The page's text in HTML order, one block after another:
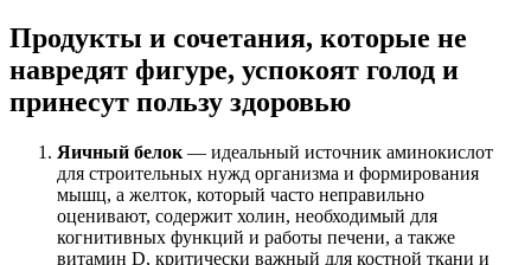
Продукты и сочетания, которые не
навредят фигуре, успокоят голод и
принесут пользу здоровью
Яичный белок — идеальный источник аминокислот
для строительных нужд организма и формирования
мышц, а желток, который часто неправильно
оценивают, содержит холин, необходимый для
когнитивных функций и работы печени, а также
витамин D, критически важный для костной ткани и